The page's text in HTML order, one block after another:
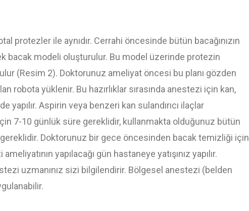
protezler ile aynıdır. Cerrahi öncesinde bütün bacağınızın
bacak modeli oluşturulur. Bu model üzerinde protezin
(Resim 2). Doktorunuz ameliyat öncesi bu planı gözden
robota yüklenir. Bu hazırlıklar sırasında anestezi için kan,
Aspirin veya benzeri kan sulandırıcı ilaçlar
için 7-10 günlük süre gereklidir, kullanmakta olduğunuz bütün
Doktorunuz bir gece öncesinden bacak temizliği için
yapılacağı gün hastaneye yatışınız yapılır.
uzmanınız sizi bilgilendirir. Bölgesel anestezi (belden